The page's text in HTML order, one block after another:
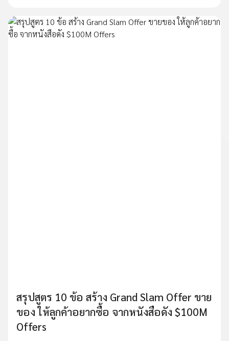
สรุปสูตร 10 ข้อ สร้าง Grand Slam Offer ขาย
ของ ให้ลูกค้าอยากซื้อ จากหนังสือดัง $100M
Offers